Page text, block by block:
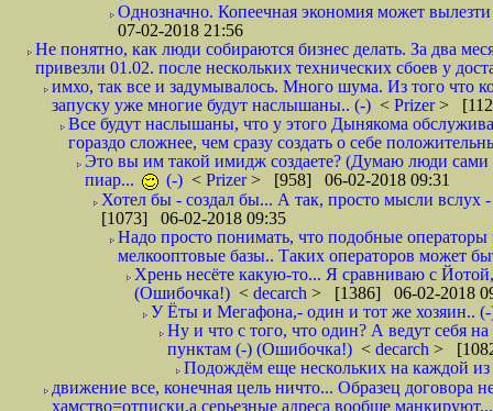
Однозначно. Копеечная экономия может
07-02-2018 21:56
Не понятно, как люди собираются бизнес делать. За два
привезли 01.02. после нескольких технических сбоев у
имхо, так все и задумывалось. Много шума. Из того что
запуску уже многие будут наслышаны.. (-) < Prizer>
Все будут наслышаны, что у этого Дынякома
гораздо сложнее, чем сразу создать о себе
Это вы им такой имидж создаете? (Думаю люди сами
пиар...
(-) < Prizer> [958] 06-02-2018 09:31
Хотел бы - создал бы... А так, просто мысли вслух
[1073] 06-02-2018 09:35
Надо просто понимать, что подобные
мелкооптовые базы.. Таких операторов может
Хрень несёте какую-то... Я сравниваю с
(Ошибочка!) < decarch > [1386] 06-02-2018
У Ёты и Мегафона,- один и тот же хозяин..
Ну и что с того, что один? А ведут себя
пунктам (-) (Ошибочка!) < decarch >
Подождём еще нескольких на каждой из
движение все, конечная цель ничто... Образец договора
хамство=отписки,а серьезные адреса вообще